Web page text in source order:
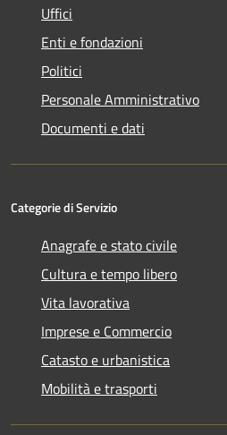
Uffici
Enti e fondazioni
Politici
Personale Amministrativo
Documenti e dati
Categorie di Servizio
Anagrafe e stato civile
Cultura e tempo libero
Vita lavorativa
Imprese e Commercio
Catasto e urbanistica
Mobilità e trasporti